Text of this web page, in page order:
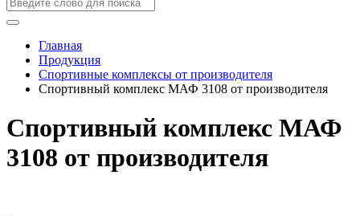
Главная
Продукция
Спортивные комплексы от производителя
Спортивный комплекс МАФ 3108 от производителя
Спортивный комплекс МАФ
3108 от производителя